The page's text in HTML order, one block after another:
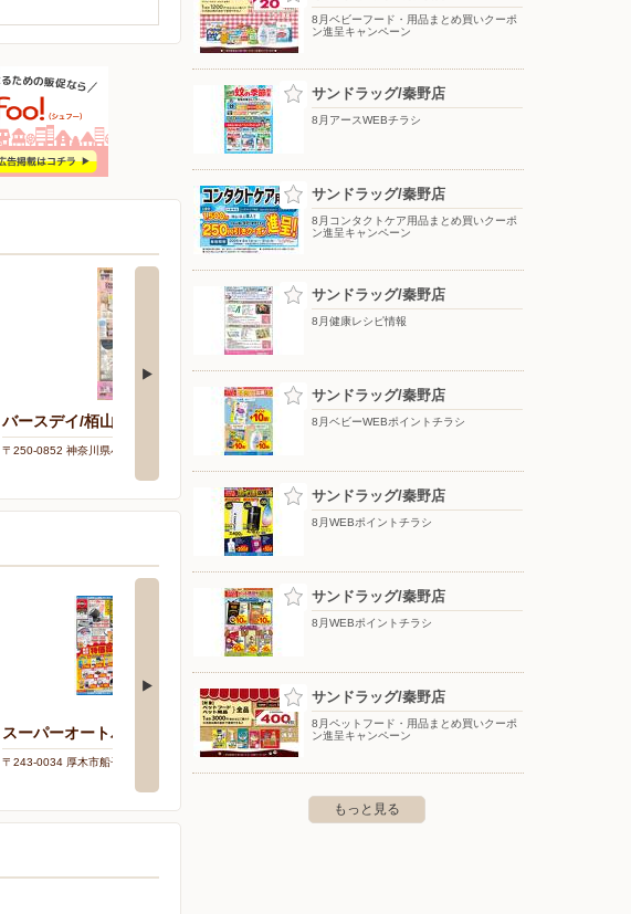
バースデイ/栢山店
〒250-0852 神奈川県小田原市栢山2445
ワークマンColorsダイナシティ小田原店
スーパーオートバックス/厚木
〒243-0034 厚木市船子55-1
スーパーオートバックス/・湘南平塚
8月ベビーフード・用品まとめ買いクーポ
ン進呈キャンペーン
サンドラッグ/秦野店
8月アースWEBチラシ
サンドラッグ/秦野店
8月コンタクトケア用品まとめ買いクーポ
ン進呈キャンペーン
サンドラッグ/秦野店
8月健康レシピ情報
サンドラッグ/秦野店
8月ベビーWEBポイントチラシ
サンドラッグ/秦野店
8月WEBポイントチラシ
サンドラッグ/秦野店
8月WEBポイントチラシ
サンドラッグ/秦野店
8月ペットフード・用品まとめ買いクーポ
ン進呈キャンペーン
もっと見る